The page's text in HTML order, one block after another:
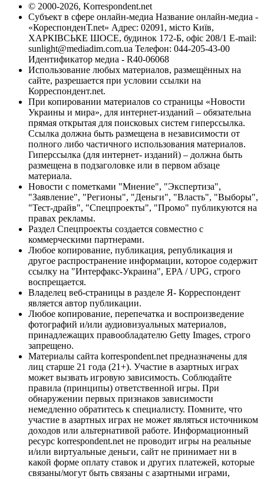
© 2000-2026, Korrespondent.net
Субъект в сфере онлайн-медиа Название онлайн-медиа -
«КореспонденТ.net» Адрес: 02091, місто Київ,
ХАРКІВСЬКЕ ШОСЕ, будинок 172-Б, офіс 208/1 E-mail:
sunlight@mediadim.com.ua Телефон: 044-205-43-00
Идентификатор медиа - R40-06068
Использование любых материалов, размещённых на
сайте, разрешается при условии ссылки на
Корреспондент.net.
При копировании материалов со страницы «Новости
Украины и мира», для интернет-изданий – обязательна
прямая открытая для поисковых систем гиперссылка.
Ссылка должна быть размещена в независимости от
полного либо частичного использования материалов.
Гиперссылка (для интернет- изданий) – должна быть
размещена в подзаголовке или в первом абзаце
материала.
Новости с пометками "Мнение", "Экспертиза",
"Заявление", "Регионы", "Деньги", "Власть", "Выборы",
"Тест-драйв", "Спецпроекты", "Промо" публикуются на
правах рекламы.
Раздел Спецпроекты создается совместно с
коммерческими партнерами.
Любое копирование, публикация, републикация и
другое распространение информации, которое содержит
ссылку на "Интерфакс-Украина", EPA / UPG, строго
воспрещается.
Владелец веб-страницы в разделе Я- Корреспондент
является автор публикации.
Любое копирование, перепечатка и воспроизведение
фотографий и/или аудиовизуальных материалов,
принадлежащих правообладателю Getty Images, строго
запрещено.
Материалы сайта korrespondent.net предназначены для
лиц старше 21 года (21+). Участие в азартных играх
может вызвать игровую зависимость. Соблюдайте
правила (принципы) ответственной игры. При
обнаружении первых признаков зависимости
немедленно обратитесь к специалисту. Помните, что
участие в азартных играх не может являться источником
доходов или альтернативой работе. Информационный
ресурс korrespondent.net не проводит игры на реальные
и/или виртуальные деньги, сайт не принимает ни в
какой форме оплату ставок и других платежей, которые
связаны/могут быть связаны с азартными играми,